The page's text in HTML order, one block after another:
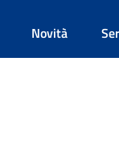
Novità